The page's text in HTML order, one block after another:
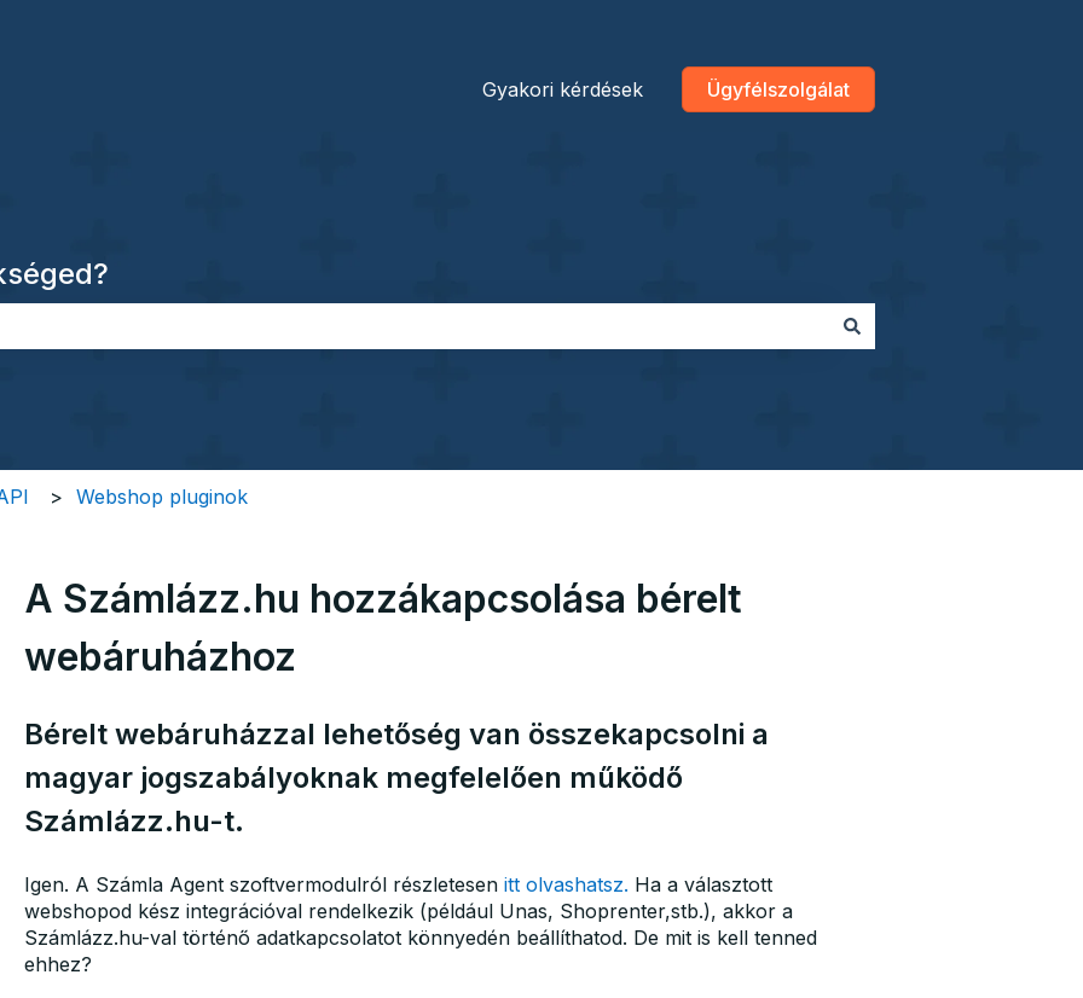
Gyakori kérdések Ügyfélszolgálat
Webshop pluginok
A Számlázz.hu hozzákapcsolása bérelt
webáruházhoz
Bérelt webáruházzal lehetőség van összekapcsolni a
magyar jogszabályoknak megfelelően működő
Számlázz.hu-t.
Igen. A Számla Agent szoftvermodulról részletesen itt olvashatsz. Ha a választott
webshopod kész integrációval rendelkezik (például Unas, Shoprenter,stb.), akkor a
Számlázz.hu-val történő adatkapcsolatot könnyedén beállíthatod. De mit is kell tenned
ehhez?